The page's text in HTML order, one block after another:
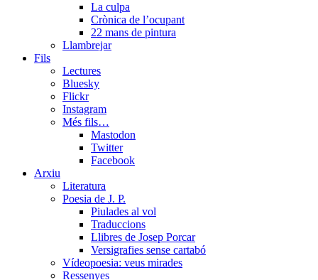
La culpa
Crònica de l’ocupant
22 mans de pintura
Llambrejar
Fils
Lectures
Bluesky
Flickr
Instagram
Més fils…
Mastodon
Twitter
Facebook
Arxiu
Literatura
Poesia de J. P.
Piulades al vol
Traduccions
Llibres de Josep Porcar
Versigrafies sense cartabó
Vídeopoesia: veus mirades
Ressenyes